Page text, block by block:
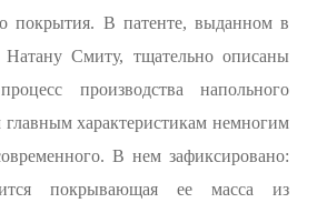
покрытия. В патенте, выданном в
Натану Смиту, тщательно описаны
производства напольного
характеристикам немногим
В нем зафиксировано:
покрывающая ее масса из